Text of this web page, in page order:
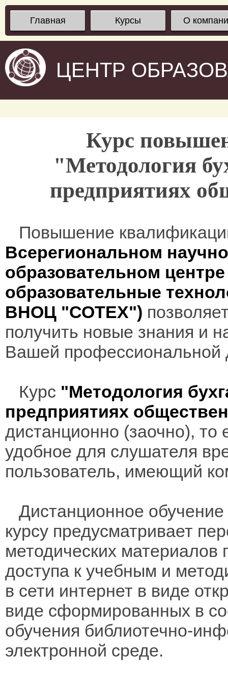
Главная Курсы О
ЦЕНТР
Курс
"Методология
предприятиях
Повышение
Всерегиональном
образовательном
образовательные
ВНОЦ "СОТЕХ")
получить новые знания и
Вашей профессиональной
Курс "Методология
предприятиях
дистанционно (заочно), то
удобное для слушателя
пользователь, имеющий
Дистанционное
курсу предусматривает
методических материалов
доступа к учебным и
в сети интернет в виде
виде сформированных в
обучения библиотечно-
электронной среде.